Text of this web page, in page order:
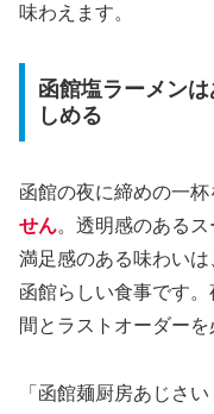
味わえます。
函館塩ラーメン
しめる
函館の夜に締めの一杯
せん。透明感のある
満足感のある味わい
函館らしい食事です
間とラストオーダーを
「函館麺厨房あじさ